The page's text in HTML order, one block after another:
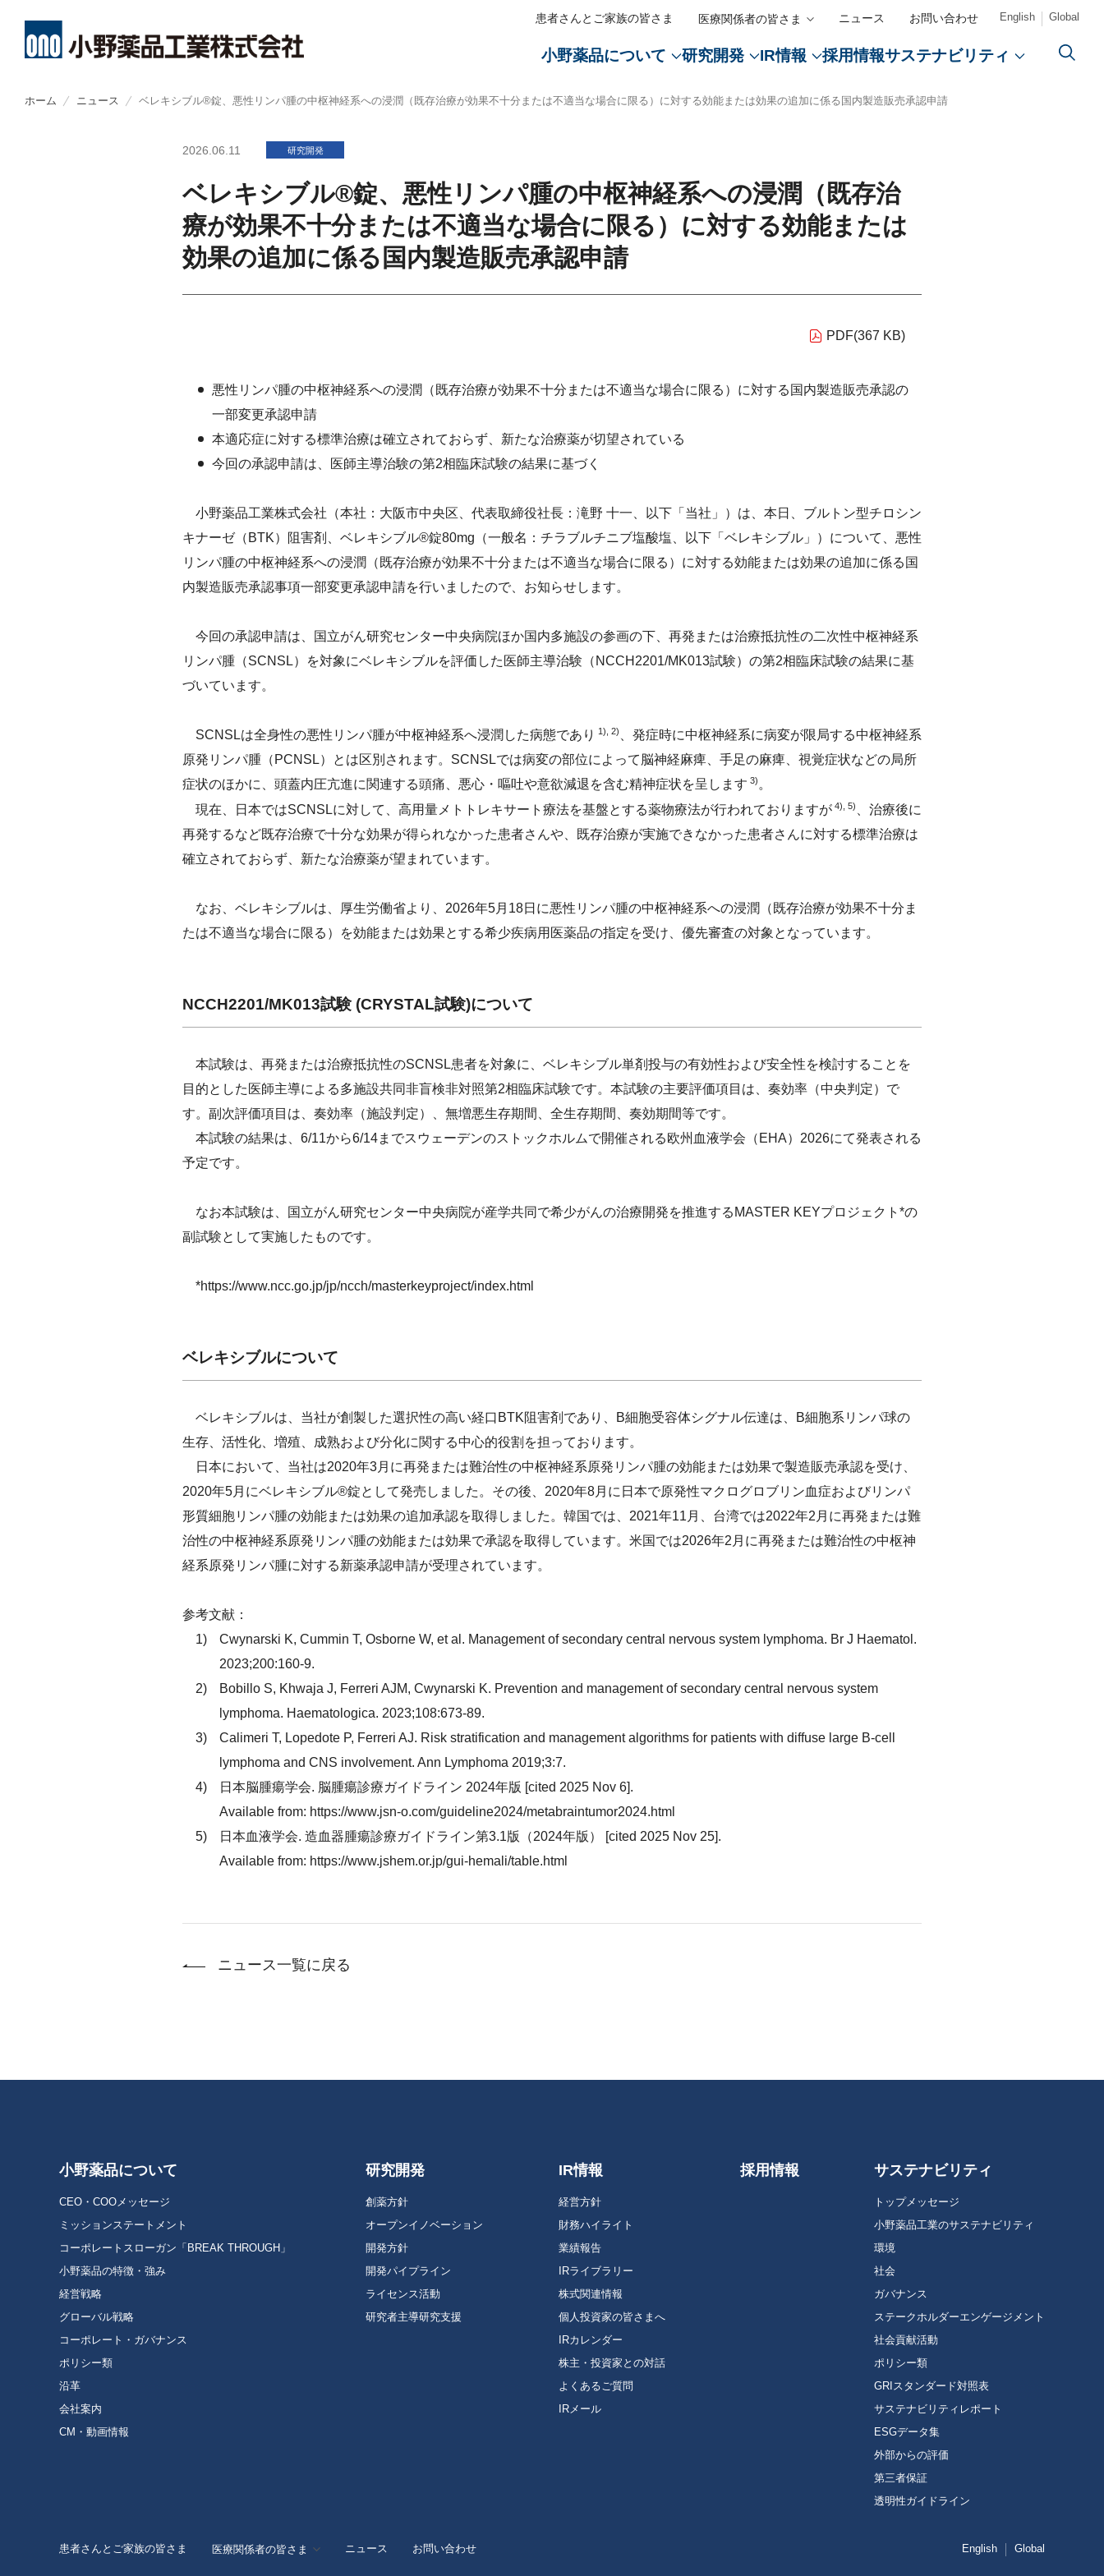
患者さんとご家族の皆さま 医療関係者の皆さま
メディカルアフェアーズ情報提供サイト（ONO MA）
ニュース お問い合わせ English Global
小野薬品について
小野薬品についてトップ ミッションステートメント
コーポレートスローガン「BREAK
THROUGH」
小野薬品の特徴・強み
経営戦略
会社案内
CM・動画情報
成長戦略
小野薬品のマテリアリティ
財務戦略
役員紹介
グループ・事業所一覧
主要製品
「新薬で未来をつくる」篇
CM・動画情報
研究開発
オープンイノベーション
開発方針
開発パイプライン
ライセンス活動
研究者主導研究支援
AIを活用した創薬
多様なモダリティを活用した創薬
開発パイプライン
IR情報
財務ハイライト
業績報告
IRライブラリー
株式関連情報
個人投資家の皆さまへ
IRメール
経営戦略
財務戦略
リスクマネジメント
情報開示の方針
説明会資料
有価証券報告書
コーポレートレポート
株主通信
株主通信
電子公告
株式基本情報
株主還元
決算関連資料
採用情報サステナビリティ
サステナビリティトップ 小野薬品工業のサステナビリティ
環境
社会
ガバナンス
ステークホルダーエンゲージメント
サステナビリティレポート
ESGデータ集
透明性ガイドライン
TCFD提言に基づく情報開示
脱炭素社会の実現
水循環社会の実現
資源循環社会の実現
環境会計
安定供給
品質と安全性の保証
サステナブル調達
医療アクセスの向上
ャーの醸成）
コンプライアンス
リスクマネジメント
責任あるプロモーション活動
患者さんとそのご家族への支援
医療アクセスの向上
子どもたちの健康につながる教育支援
事業所周辺の清掃活動
ECO VISION 2050
閉じる
ホーム ニュース ベレキシブル®錠、悪性リンパ腫の中枢神経系への浸潤（既存治療が効果不十分または不適当な場合に限る）に対する効能または効果の追加に係る国内製造販売承認申請
2026.06.11 研究開発
ベレキシブル®錠、悪性リンパ腫の中枢神経系への浸潤（既存治
療が効果不十分または不適当な場合に限る）に対する効能または
効果の追加に係る国内製造販売承認申請
PDF(367 KB)
悪性リンパ腫の中枢神経系への浸潤（既存治療が効果不十分または不適当な場合に限る）に対する国内製造販売承認の
一部変更承認申請
本適応症に対する標準治療は確立されておらず、新たな治療薬が切望されている
今回の承認申請は、医師主導治験の第2相臨床試験の結果に基づく
小野薬品工業株式会社（本社：大阪市中央区、代表取締役社長：滝野 十一、以下「当社」）は、本日、ブルトン型チロシン
キナーゼ（BTK）阻害剤、ベレキシブル®錠80mg（一般名：チラブルチニブ塩酸塩、以下「ベレキシブル」）について、悪性
リンパ腫の中枢神経系への浸潤（既存治療が効果不十分または不適当な場合に限る）に対する効能または効果の追加に係る国
内製造販売承認事項一部変更承認申請を行いましたので、お知らせします。
今回の承認申請は、国立がん研究センター中央病院ほか国内多施設の参画の下、再発または治療抵抗性の二次性中枢神経系
リンパ腫（SCNSL）を対象にベレキシブルを評価した医師主導治験（NCCH2201/MK013試験）の第2相臨床試験の結果に基
づいています。
SCNSLは全身性の悪性リンパ腫が中枢神経系へ浸潤した病態であり 1), 2)
、発症時に中枢神経系に病変が限局する中枢神経系
原発リンパ腫（PCNSL）とは区別されます。SCNSLでは病変の部位によって脳神経麻痺、手足の麻痺、視覚症状などの局所
症状のほかに、頭蓋内圧亢進に関連する頭痛、悪心・嘔吐や意欲減退を含む精神症状を呈します 3)。
現在、日本ではSCNSLに対して、高用量メトトレキサート療法を基盤とする薬物療法が行われておりますが 4), 5)
、治療後に
再発するなど既存治療で十分な効果が得られなかった患者さんや、既存治療が実施できなかった患者さんに対する標準治療は
確立されておらず、新たな治療薬が望まれています。
なお、ベレキシブルは、厚生労働省より、2026年5月18日に悪性リンパ腫の中枢神経系への浸潤（既存治療が効果不十分ま
たは不適当な場合に限る）を効能または効果とする希少疾病用医薬品の指定を受け、優先審査の対象となっています。
NCCH2201/MK013試験 (CRYSTAL試験)について
本試験は、再発または治療抵抗性のSCNSL患者を対象に、ベレキシブル単剤投与の有効性および安全性を検討することを
目的とした医師主導による多施設共同非盲検非対照第2相臨床試験です。本試験の主要評価項目は、奏効率（中央判定）で
す。副次評価項目は、奏効率（施設判定）、無増悪生存期間、全生存期間、奏効期間等です。
本試験の結果は、6/11から6/14までスウェーデンのストックホルムで開催される欧州血液学会（EHA）2026にて発表される
予定です。
なお本試験は、国立がん研究センター中央病院が産学共同で希少がんの治療開発を推進するMASTER KEYプロジェクト*の
副試験として実施したものです。
*https://www.ncc.go.jp/jp/ncch/masterkeyproject/index.html
ベレキシブルについて
ベレキシブルは、当社が創製した選択性の高い経口BTK阻害剤であり、B細胞受容体シグナル伝達は、B細胞系リンパ球の
生存、活性化、増殖、成熟および分化に関する中心的役割を担っております。
日本において、当社は2020年3月に再発または難治性の中枢神経系原発リンパ腫の効能または効果で製造販売承認を受け、
2020年5月にベレキシブル®錠として発売しました。その後、2020年8月に日本で原発性マクログロブリン血症およびリンパ
形質細胞リンパ腫の効能または効果の追加承認を取得しました。韓国では、2021年11月、台湾では2022年2月に再発または難
治性の中枢神経系原発リンパ腫の効能または効果で承認を取得しています。米国では2026年2月に再発または難治性の中枢神
経系原発リンパ腫に対する新薬承認申請が受理されています。
参考文献：
Cwynarski K, Cummin T, Osborne W, et al. Management of secondary central nervous system lymphoma. Br J Haematol.
2023;200:160-9.
Bobillo S, Khwaja J, Ferreri AJM, Cwynarski K. Prevention and management of secondary central nervous system
lymphoma. Haematologica. 2023;108:673-89.
Calimeri T, Lopedote P, Ferreri AJ. Risk stratification and management algorithms for patients with diffuse large B-cell
lymphoma and CNS involvement. Ann Lymphoma 2019;3:7.
日本脳腫瘍学会. 脳腫瘍診療ガイドライン 2024年版 [cited 2025 Nov 6].
Available from: https://www.jsn-o.com/guideline2024/metabraintumor2024.html
日本血液学会. 造血器腫瘍診療ガイドライン第3.1版（2024年版） [cited 2025 Nov 25].
Available from: https://www.jshem.or.jp/gui-hemali/table.html
ニュース一覧に戻る
小野薬品について
CEO・COOメッセージ
ミッションステートメント
コーポレートスローガン「BREAK THROUGH」
小野薬品の特徴・強み
経営戦略
グローバル戦略
コーポレート・ガバナンス
ポリシー類
沿革
会社案内
CM・動画情報
研究開発
創薬方針
オープンイノベーション
開発方針
開発パイプライン
ライセンス活動
研究者主導研究支援
IR情報
経営方針
財務ハイライト
業績報告
IRライブラリー
株式関連情報
個人投資家の皆さまへ
IRカレンダー
株主・投資家との対話
よくあるご質問
IRメール
採用情報 サステナビリティ
トップメッセージ
小野薬品工業のサステナビリティ
環境
社会
ガバナンス
ステークホルダーエンゲージメント
社会貢献活動
ポリシー類
GRIスタンダード対照表
サステナビリティレポート
ESGデータ集
外部からの評価
第三者保証
透明性ガイドライン
患者さんとご家族の皆さま 医療関係者の皆さま ニュース お問い合わせ English Global